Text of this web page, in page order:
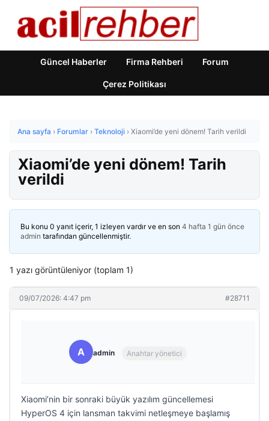
Güncel Haberler Firma Rehberi Forum
Çerez Politikası
Ana sayfa › Forumlar › Teknoloji › Xiaomi’de yeni dönem! Tarih verildi
Xiaomi’de yeni dönem! Tarih
verildi
Bu konu 0 yanıt içerir, 1 izleyen vardır ve en son 4 hafta 1 gün önce
admin tarafından güncellenmiştir.
1 yazı görüntüleniyor (toplam 1)
09/07/2026: 4:47 pm #28711
A admin Anahtar yönetici
Xiaomi’nin bir sonraki büyük yazılım güncellemesi
HyperOS 4 için lansman takvimi netleşmeye başlamış